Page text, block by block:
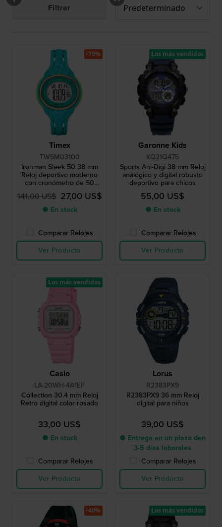
Filtrar
Timex
TW5M03100
Ironman Sleek 50 38 mm
Reloj deportivo moderno
con cronómetro de 50
vueltas.
141,00 US$ 27,00 US$
● En stock
Comparar Relojes
Ver Producto
-75%
Garonne Kids
KQ21Q475
Sports Ani-Digi 38 mm Reloj
analógico y digital robusto
deportivo para chicos
55,00 US$
● En stock
Comparar Relojes
Ver Producto
Los más vendidos
Casio
LA-20WH-4A1EF
Collection 30.4 mm Reloj
Retro digital color rosado
33,00 US$
● En stock
Comparar Relojes
Ver Producto
Los más vendidos
Lorus
R2383PX9
R2383PX9 36 mm Reloj
digital para niños
39,00 US$
● Entrega en un plazo den
3-5 días laborales
Comparar Relojes
Ver Producto
-40% Los más vendidos